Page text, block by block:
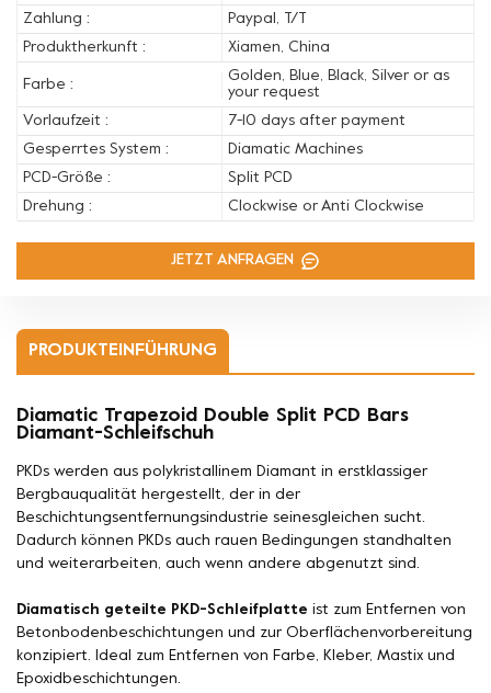
Zahlung :
Paypal, T/T
Produktherkunft :
Xiamen, China
Farbe :
Golden, Blue, Black, Silver or as
your request
Vorlaufzeit :
7-10 days after payment
Gesperrtes System :
Diamatic Machines
PCD-Größe :
Split PCD
Drehung :
Clockwise or Anti Clockwise
JETZT ANFRAGEN
PRODUKTEINFÜHRUNG
Diamatic Trapezoid Double Split PCD Bars
Diamant-Schleifschuh
PKDs werden aus polykristallinem Diamant in erstklassiger
Bergbauqualität hergestellt, der in der
Beschichtungsentfernungsindustrie seinesgleichen sucht.
Dadurch können PKDs auch rauen Bedingungen standhalten
und weiterarbeiten, auch wenn andere abgenutzt sind.
Diamatisch geteilte PKD-Schleifplatte ist zum Entfernen von
Betonbodenbeschichtungen und zur Oberflächenvorbereitung
konzipiert. Ideal zum Entfernen von Farbe, Kleber, Mastix und
Epoxidbeschichtungen.